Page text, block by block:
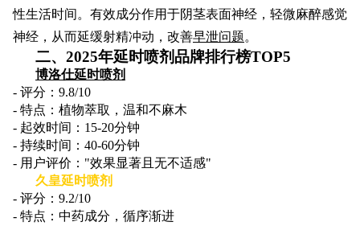
性生活时间。有效成分作用于阴茎表面神经，轻微麻醉感觉
神经，从而延缓射精冲动，改善早泄问题。
二、2025年延时喷剂品牌排行榜TOP5
博洛仕延时喷剂
- 评分：9.8/10
- 特点：植物萃取，温和不麻木
- 起效时间：15-20分钟
- 持续时间：40-60分钟
- 用户评价："效果显著且无不适感"
久皇延时喷剂
- 评分：9.2/10
- 特点：中药成分，循序渐进